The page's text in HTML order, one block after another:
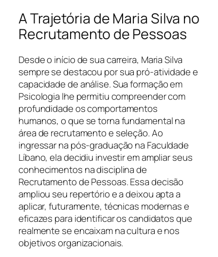
A Trajetória de Maria Silva no
Recrutamento de Pessoas
Desde o início de sua carreira, Maria Silva
sempre se destacou por sua pró-atividade e
capacidade de análise. Sua formação em
Psicologia lhe permitiu compreender com
profundidade os comportamentos
humanos, o que se torna fundamental na
área de recrutamento e seleção. Ao
ingressar na pós-graduação na Faculdade
Líbano, ela decidiu investir em ampliar seus
conhecimentos na disciplina de
Recrutamento de Pessoas. Essa decisão
ampliou seu repertório e a deixou apta a
aplicar, futuramente, técnicas modernas e
eficazes para identificar os candidatos que
realmente se encaixam na cultura e nos
objetivos organizacionais.